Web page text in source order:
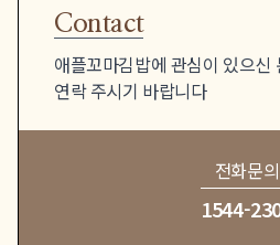
Contact
애플꼬마김밥에 관심이 있으신
연락 주시기 바랍니다
전화문의
1544-